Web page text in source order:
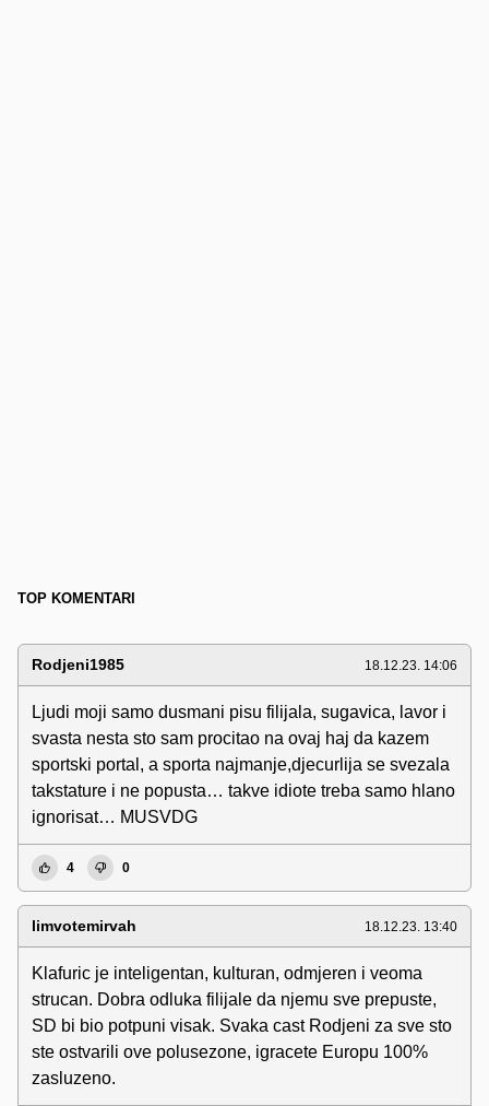
TOP KOMENTARI
Rodjeni1985 18.12.23. 14:06
Ljudi moji samo dusmani pisu filijala, sugavica, lavor i
svasta nesta sto sam procitao na ovaj haj da kazem
sportski portal, a sporta najmanje,djecurlija se svezala
takstature i ne popusta… takve idiote treba samo hlano
ignorisat… MUSVDG
4 0
limvotemirvah 18.12.23. 13:40
Klafuric je inteligentan, kulturan, odmjeren i veoma
strucan. Dobra odluka filijale da njemu sve prepuste,
SD bi bio potpuni visak. Svaka cast Rodjeni za sve sto
ste ostvarili ove polusezone, igracete Europu 100%
zasluzeno.